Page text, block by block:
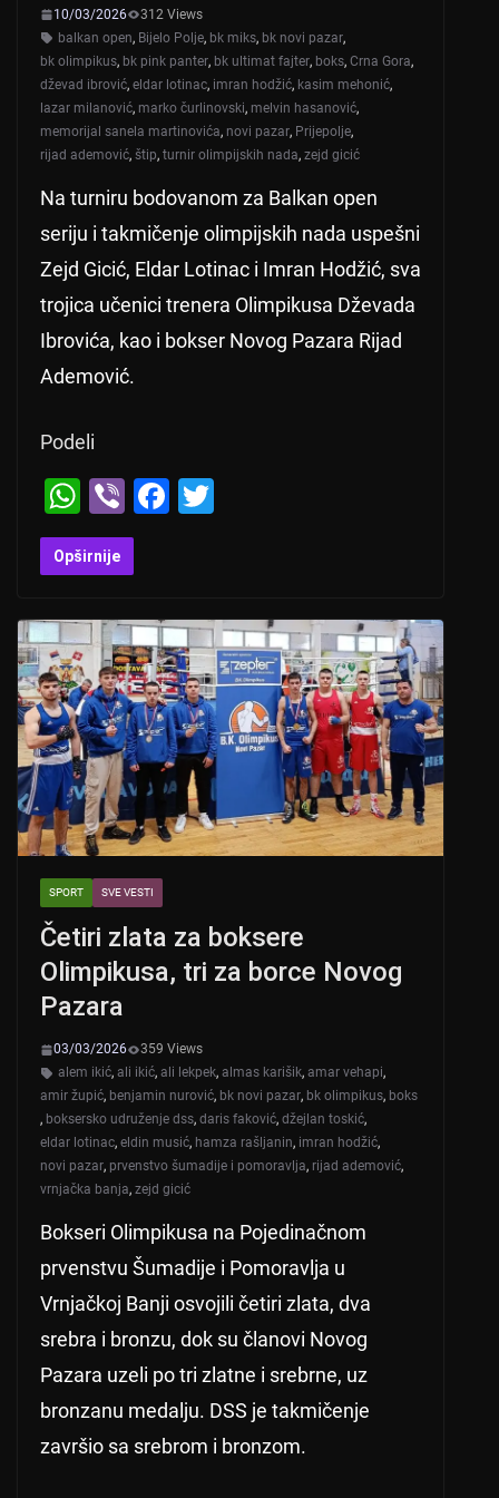
10/03/2026
312 Views
balkan open, Bijelo Polje, bk miks, bk novi pazar,
bk olimpikus, bk pink panter, bk ultimat fajter, boks, Crna Gora,
dževad ibrović, eldar lotinac, imran hodžić, kasim mehonić,
lazar milanović, marko čurlinovski, melvin hasanović,
memorijal sanela martinovića, novi pazar, Prijepolje,
rijad ademović, štip, turnir olimpijskih nada, zejd gicić
Na turniru bodovanom za Balkan open
seriju i takmičenje olimpijskih nada uspešni
Zejd Gicić, Eldar Lotinac i Imran Hodžić, sva
trojica učenici trenera Olimpikusa Dževada
Ibrovića, kao i bokser Novog Pazara Rijad
Ademović.
Podeli
W
h
at
A
p
p
Vi
b
er
F
b
o
o
k
Opširnije
SPORT SVE VESTI
Četiri zlata za boksere
Olimpikusa, tri za borce Novog
Pazara
03/03/2026
359 Views
alem ikić, ali ikić, ali lekpek, almas karišik, amar vehapi,
amir župić, benjamin nurović, bk novi pazar, bk olimpikus, boks
, boksersko udruženje dss, daris faković, džejlan toskić,
eldar lotinac, eldin musić, hamza rašljanin, imran hodžić,
novi pazar, prvenstvo šumadije i pomoravlja, rijad ademović,
vrnjačka banja, zejd gicić
Bokseri Olimpikusa na Pojedinačnom
prvenstvu Šumadije i Pomoravlja u
Vrnjačkoj Banji osvojili četiri zlata, dva
srebra i bronzu, dok su članovi Novog
Pazara uzeli po tri zlatne i srebrne, uz
bronzanu medalju. DSS je takmičenje
završio sa srebrom i bronzom.